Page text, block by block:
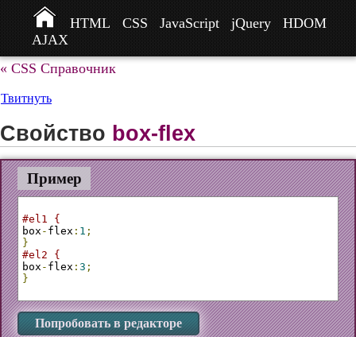
HTML CSS JavaScript jQuery
HDOM
AJAX
« CSS Справочник
Твитнуть
Свойство box-flex
Пример
#el1 {
box - flex : 1 ;
}
#el2 {
box - flex : 3 ;
}
Попробовать в редакторе